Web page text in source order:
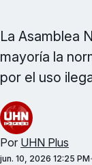
La Asamblea
mayoría la
por el uso
Por UHN Plus
jun. 10, 2026 12:25 PM